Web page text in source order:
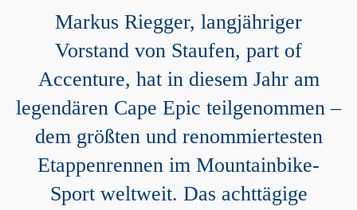
Markus Riegger, langjähriger
Vorstand von Staufen, part of
Accenture, hat in diesem Jahr am
legendären Cape Epic teilgenommen –
dem größten und renommiertesten
Etappenrennen im Mountainbike-
Sport weltweit. Das achttägige